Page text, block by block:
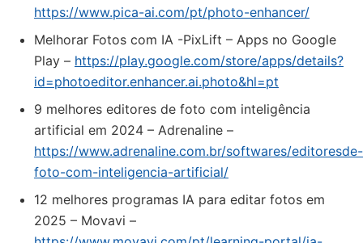
https://www.pica-ai.com/pt/photo-enhancer/
Melhorar Fotos com IA -PixLift – Apps no Google
Play – https://play.google.com/store/apps/details?
id=photoeditor.enhancer.ai.photo&hl=pt
9 melhores editores de foto com inteligência
artificial em 2024 – Adrenaline –
https://www.adrenaline.com.br/softwares/editoresde-
foto-com-inteligencia-artificial/
12 melhores programas IA para editar fotos em
2025 – Movavi –